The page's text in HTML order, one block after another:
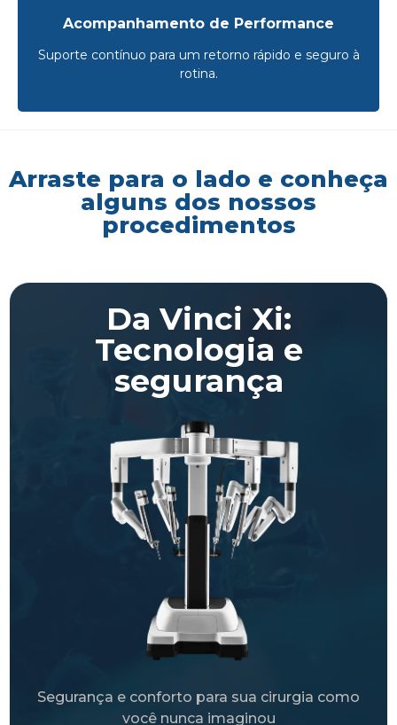
Acompanhamento de Performance
Suporte contínuo para um retorno rápido e seguro à
rotina.
Arraste para o lado e conheça
alguns dos nossos
procedimentos
Da Vinci Xi:
Tecnologia e
segurança
Segurança e conforto para sua cirurgia como
você nunca imaginou